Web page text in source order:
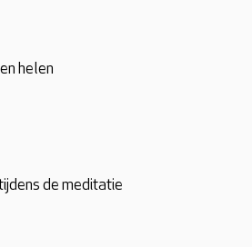
helen
de meditatie